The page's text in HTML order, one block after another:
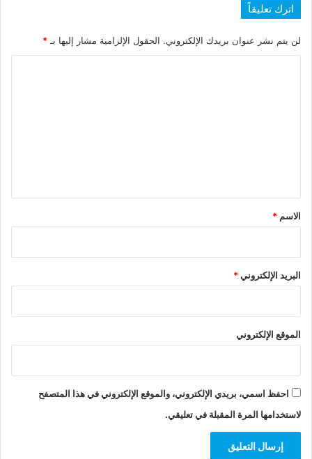
اترك تعليقاً
لن يتم نشر عنوان بريدك الإلكتروني. الحقول الإلزامية مشار إليها بـ *
*
الاسم *
البريد الإلكتروني*
الموقع الإلكتروني
احفظ اسمي، بريدي الإلكتروني، والموقع الإلكتروني في هذا المتصفح
لاستخدامها المرة المقبلة في تعليقي.